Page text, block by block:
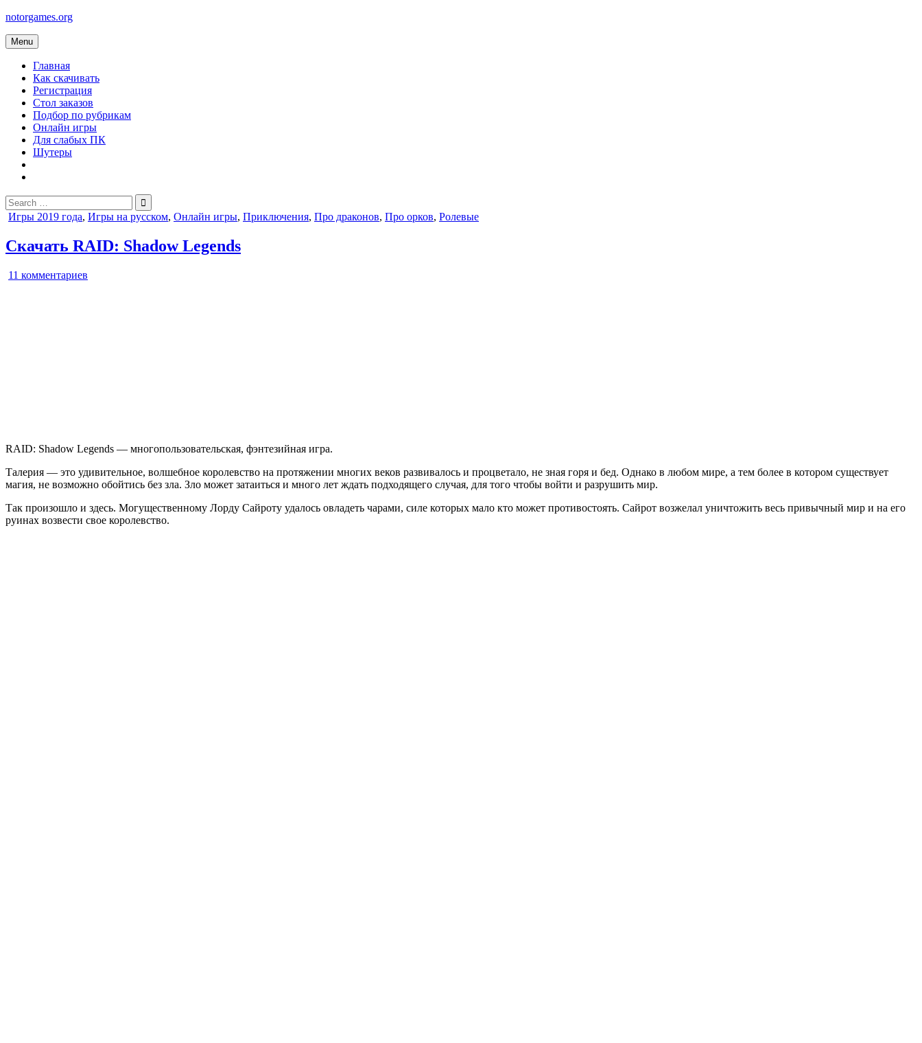
Skip
content
notorgames.org
Menu
Главная
Как скачивать
Регистрация
Стол заказов
Подбор по рубрикам
Онлайн игры
Для слабых ПК
Шутеры
Search
for:
Posted
Игры 2019 года, Игры на русском, Онлайн игры, Приключения, Про драконов, Про орков, Ролевые
Скачать RAID: Shadow Legends
11 комментариев
RAID: Shadow Legends — многопользовательская, фэнтезийная игра.
Талерия — это удивительное, волшебное королевство на протяжении многих веков развивалось и процветало, не зная горя и бед. Однако в любом мире, а тем более в котором существует
магия, не возможно обойтись без зла. Зло может затаиться и много лет ждать подходящего случая, для того чтобы войти и разрушить мир.
Так произошло и здесь. Могущественному Лорду Сайроту удалось овладеть чарами, силе которых мало кто может противостоять. Сайрот возжелал уничтожить весь привычный мир и на его
руинах возвести свое королевство.